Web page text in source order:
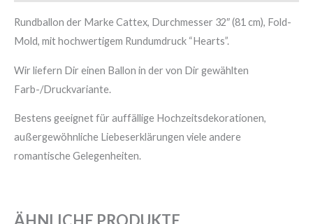
Rundballon der Marke Cattex, Durchmesser 32″ (81 cm), Fold-
Mold, mit hochwertigem Rundumdruck “Hearts”.
Wir liefern Dir einen Ballon in der von Dir gewählten
Farb-/Druckvariante.
Bestens geeignet für auffällige Hochzeitsdekorationen,
außergewöhnliche Liebeserklärungen viele andere
romantische Gelegenheiten.
ÄHNLICHE PRODUKTE